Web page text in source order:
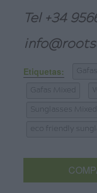
Tel +34
Etiquetas:
Gafas Mixed
Sunglasses Mixed
eco friendly